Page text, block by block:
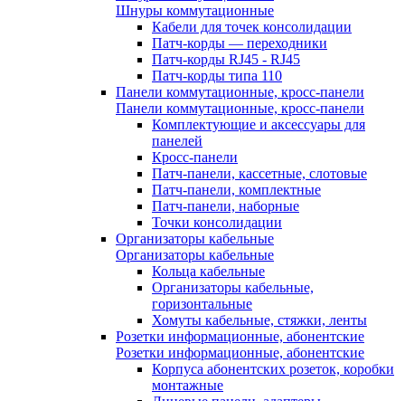
Шнуры коммутационные
Кабели для точек консолидации
Патч-корды — переходники
Патч-корды RJ45 - RJ45
Патч-корды типа 110
Панели коммутационные, кросс-панели
Панели коммутационные, кросс-панели
Комплектующие и аксессуары для
панелей
Кросс-панели
Патч-панели, кассетные, слотовые
Патч-панели, комплектные
Патч-панели, наборные
Точки консолидации
Организаторы кабельные
Организаторы кабельные
Кольца кабельные
Организаторы кабельные,
горизонтальные
Хомуты кабельные, стяжки, ленты
Розетки информационные, абонентские
Розетки информационные, абонентские
Корпуса абонентских розеток, коробки
монтажные